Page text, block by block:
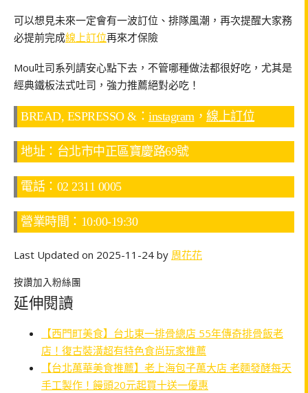
可以想見未來一定會有一波訂位、排隊風潮，再次提醒大家務
必提前完成線上訂位再來才保險
Mou吐司系列請安心點下去，不管哪種做法都很好吃，尤其是
經典鐵板法式吐司，強力推薦絕對必吃！
BREAD, ESPRESSO &： instagram， 線上訂位
地址：台北市中正區寶慶路69號
電話：02 2311 0005
營業時間：10:00-19:30
Last Updated on 2025-11-24 by 周花花
按讚加入粉絲團
延伸閱讀
【西門町美食】台北東一排骨總店 55年傳奇排骨飯老
店！復古裝潢超有特色食尚玩家推薦
【台北萬華美食推薦】老上海包子萬大店 老麵發酵每天
手工製作！饅頭20元起買十送一優惠